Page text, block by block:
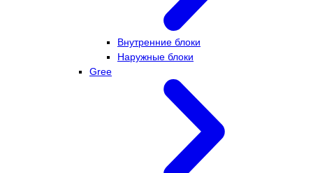
Внутренние блоки
Наружные блоки
Gree